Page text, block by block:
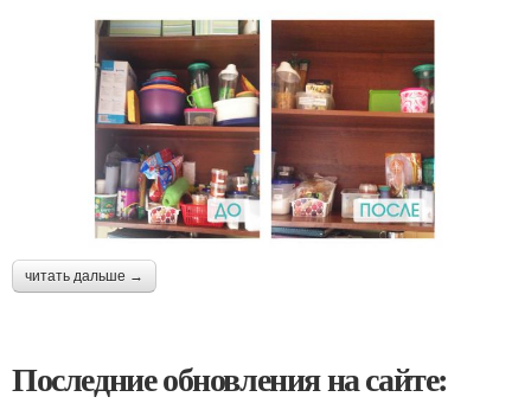
читать дальше →
Последние обновления на сайте: